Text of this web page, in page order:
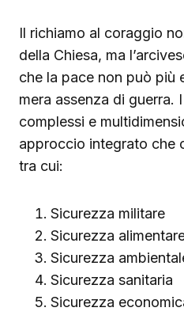
Il richiamo al coraggio
della Chiesa, ma
che la pace non può più
mera assenza di guerra.
complessi e
approccio integrato che
tra cui:
Sicurezza militare
Sicurezza
Sicurezza
Sicurezza sanitaria
Sicurezza